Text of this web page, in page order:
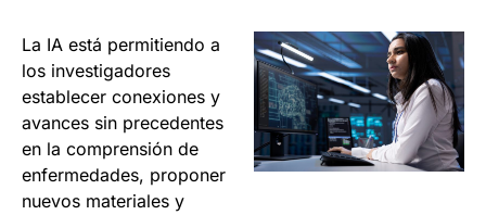
La IA está permitiendo a
los investigadores
establecer conexiones y
avances sin precedentes
en la comprensión de
enfermedades, proponer
nuevos materiales y